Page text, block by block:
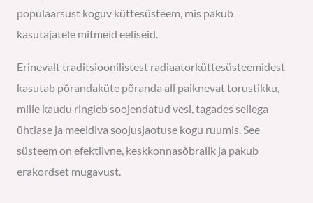
populaarsust koguv küttesüsteem, mis pakub
kasutajatele mitmeid eeliseid.
Erinevalt traditsioonilistest radiaatorküttesüsteemidest
kasutab põrandaküte põranda all paiknevat torustikku,
mille kaudu ringleb soojendatud vesi, tagades sellega
ühtlase ja meeldiva soojusjaotuse kogu ruumis. See
süsteem on efektiivne, keskkonnasõbralik ja pakub
erakordset mugavust.